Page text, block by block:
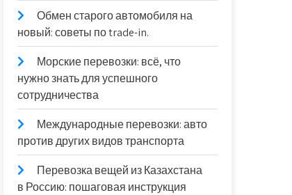
Обмен старого автомобиля на
новый: советы по trade-in.
Морские перевозки: всё, что
нужно знать для успешного
сотрудничества
Международные перевозки: авто
против других видов транспорта
Перевозка вещей из Казахстана
в Россию: пошаговая инструкция